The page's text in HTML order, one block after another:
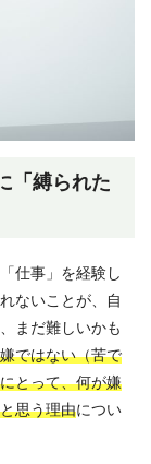
「縛られた
仕事」を経験し
ないことが、自
まだ難しいかも
ではない（苦で
とって、何が嫌
思う理由につい